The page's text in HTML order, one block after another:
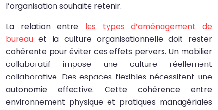
l’organisation souhaite retenir.
La relation entre les types d’aménagement de
bureau et la culture organisationnelle doit rester
cohérente pour éviter ces effets pervers. Un mobilier
collaboratif impose une culture réellement
collaborative. Des espaces flexibles nécessitent une
autonomie effective. Cette cohérence entre
environnement physique et pratiques managériales